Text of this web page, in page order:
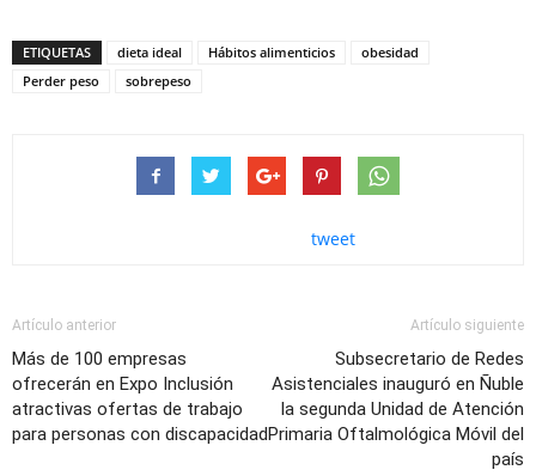
ETIQUETAS dieta ideal Hábitos alimenticios
obesidad
Perder peso
sobrepeso
tweet
Artículo anterior
Más de 100 empresas
ofrecerán en Expo Inclusión
atractivas ofertas de trabajo
para personas con discapacidad
Artículo siguiente
Subsecretario de Redes
Asistenciales inauguró en Ñuble
la segunda Unidad de Atención
Primaria Oftalmológica Móvil del
país